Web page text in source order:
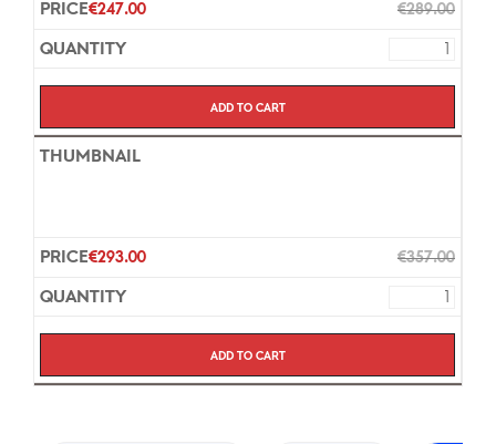
€289.00
€247.00
Add to cart
€357.00
€293.00
Add to cart